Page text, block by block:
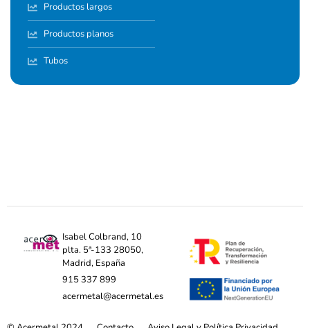
Productos largos
Productos planos
Tubos
Isabel Colbrand, 10
plta. 5ª-133 28050,
Madrid, España
915 337 899
acermetal@acermetal.es